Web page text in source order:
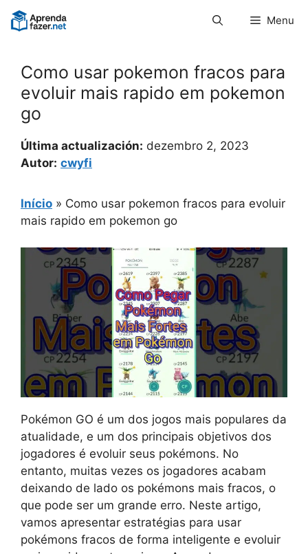
Pular
para
Menu
Como usar pokemon fracos para
evoluir mais rapido em pokemon
go
Última actualización: dezembro 2, 2023
Autor: cwyfi
Início » Como usar pokemon fracos para evoluir
mais rapido em pokemon go
Pokémon GO é um dos jogos mais populares da
atualidade, e um dos principais objetivos dos
jogadores é evoluir seus pokémons. No
entanto, muitas vezes os jogadores acabam
deixando de lado os pokémons mais fracos, o
que pode ser um grande erro. Neste artigo,
vamos apresentar estratégias para usar
pokémons fracos de forma inteligente e evoluir